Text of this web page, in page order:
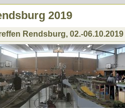
2019
Rendsburg, 02.-06.10.2019